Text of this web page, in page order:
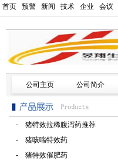
首页 预警 新闻 技术 企业 会议
公司主页 公司简介
- 猪特效拉稀腹泻药推荐
- 猪咳喘特效药
- 猪特效催肥药